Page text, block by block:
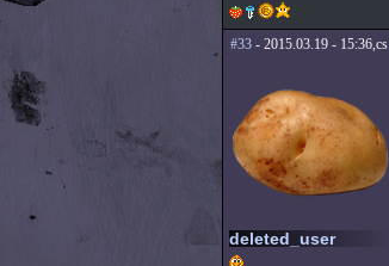
#33- 2015.03.19 - 15:36,cs
deleted_user